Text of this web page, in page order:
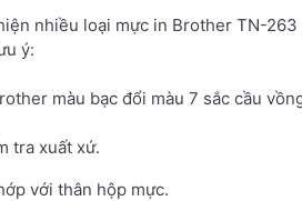
nhiều loại mực in Brother TN-
ý:
màu bạc đổi màu 7 sắc cầu
tra xuất xứ.
với thân hộp mực.